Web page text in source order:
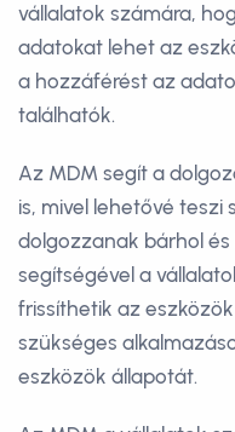
vállalatok számára,
adatokat lehet az
a hozzáférést az
találhatók.
Az MDM segít a
is, mivel lehetővé teszi
dolgozzanak bárhol
segítségével a
frissíthetik az
szükséges
eszközök állapotát.